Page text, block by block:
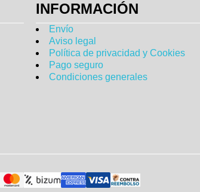
INFORMACIÓN
Envío
Aviso legal
Política de privacidad y Cookies
Pago seguro
Condiciones generales